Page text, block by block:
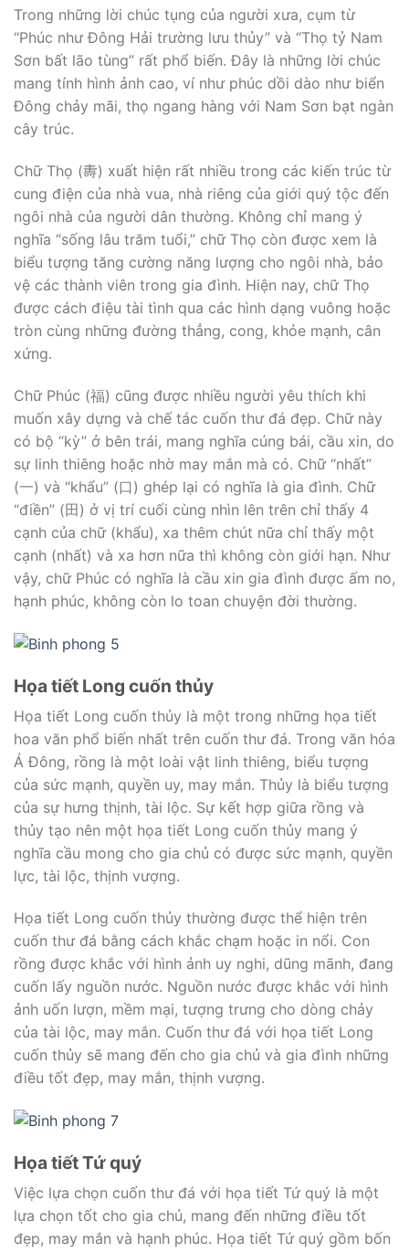
Trong những lời chúc tụng của người xưa, cụm từ
“Phúc như Đông Hải trường lưu thủy” và “Thọ tỷ Nam
Sơn bất lão tùng” rất phổ biến. Đây là những lời chúc
mang tính hình ảnh cao, ví như phúc dồi dào như biển
Đông chảy mãi, thọ ngang hàng với Nam Sơn bạt ngàn
cây trúc.
Chữ Thọ (夀) xuất hiện rất nhiều trong các kiến trúc từ
cung điện của nhà vua, nhà riêng của giới quý tộc đến
ngôi nhà của người dân thường. Không chỉ mang ý
nghĩa “sống lâu trăm tuổi,” chữ Thọ còn được xem là
biểu tượng tăng cường năng lượng cho ngôi nhà, bảo
vệ các thành viên trong gia đình. Hiện nay, chữ Thọ
được cách điệu tài tình qua các hình dạng vuông hoặc
tròn cùng những đường thẳng, cong, khỏe mạnh, cân
xứng.
Chữ Phúc (福) cũng được nhiều người yêu thích khi
muốn xây dựng và chế tác cuốn thư đá đẹp. Chữ này
có bộ “kỳ” ở bên trái, mang nghĩa cúng bái, cầu xin, do
sự linh thiêng hoặc nhờ may mắn mà có. Chữ “nhất”
(一) và “khẩu” (口) ghép lại có nghĩa là gia đình. Chữ
“điền” (田) ở vị trí cuối cùng nhìn lên trên chỉ thấy 4
cạnh của chữ (khẩu), xa thêm chút nữa chỉ thấy một
cạnh (nhất) và xa hơn nữa thì không còn giới hạn. Như
vậy, chữ Phúc có nghĩa là cầu xin gia đình được ấm no,
hạnh phúc, không còn lo toan chuyện đời thường.
Họa tiết Long cuốn thủy
Họa tiết Long cuốn thủy là một trong những họa tiết
hoa văn phổ biến nhất trên cuốn thư đá. Trong văn hóa
Á Đông, rồng là một loài vật linh thiêng, biểu tượng
của sức mạnh, quyền uy, may mắn. Thủy là biểu tượng
của sự hưng thịnh, tài lộc. Sự kết hợp giữa rồng và
thủy tạo nên một họa tiết Long cuốn thủy mang ý
nghĩa cầu mong cho gia chủ có được sức mạnh, quyền
lực, tài lộc, thịnh vượng.
Họa tiết Long cuốn thủy thường được thể hiện trên
cuốn thư đá bằng cách khắc chạm hoặc in nổi. Con
rồng được khắc với hình ảnh uy nghi, dũng mãnh, đang
cuốn lấy nguồn nước. Nguồn nước được khắc với hình
ảnh uốn lượn, mềm mại, tượng trưng cho dòng chảy
của tài lộc, may mắn. Cuốn thư đá với họa tiết Long
cuốn thủy sẽ mang đến cho gia chủ và gia đình những
điều tốt đẹp, may mắn, thịnh vượng.
Họa tiết Tứ quý
Việc lựa chọn cuốn thư đá với họa tiết Tứ quý là một
lựa chọn tốt cho gia chủ, mang đến những điều tốt
đẹp, may mắn và hạnh phúc. Họa tiết Tứ quý gồm bốn